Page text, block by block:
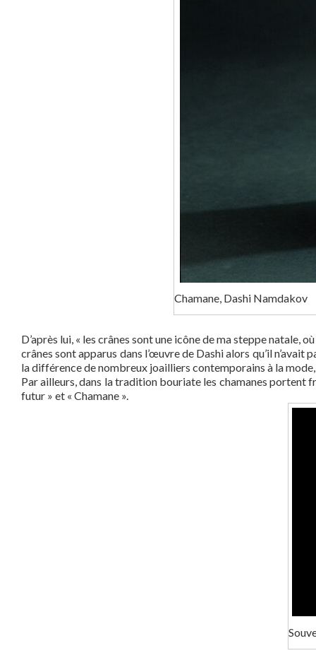
Chamane, Dashi Namdakov
D’après lui, « les crânes sont une icône de ma steppe natale,
crânes sont apparus dans l’œuvre de Dashi alors qu’il
la différence de nombreux joailliers contemporains à la
Par ailleurs, dans la tradition bouriate les chamanes portent
futur » et « Chamane ».